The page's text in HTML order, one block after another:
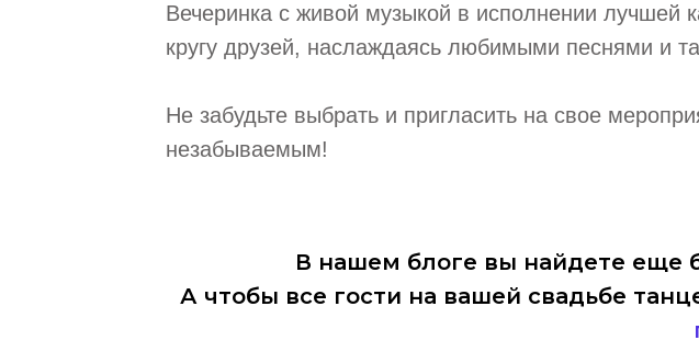
Вечеринка с живой музыкой в исполнении лучшей
кругу друзей, наслаждаясь любимыми песнями и
Не забудьте выбрать и пригласить на свое
незабываемым!
В нашем блоге вы найдете еще
А чтобы все гости на вашей свадьбе